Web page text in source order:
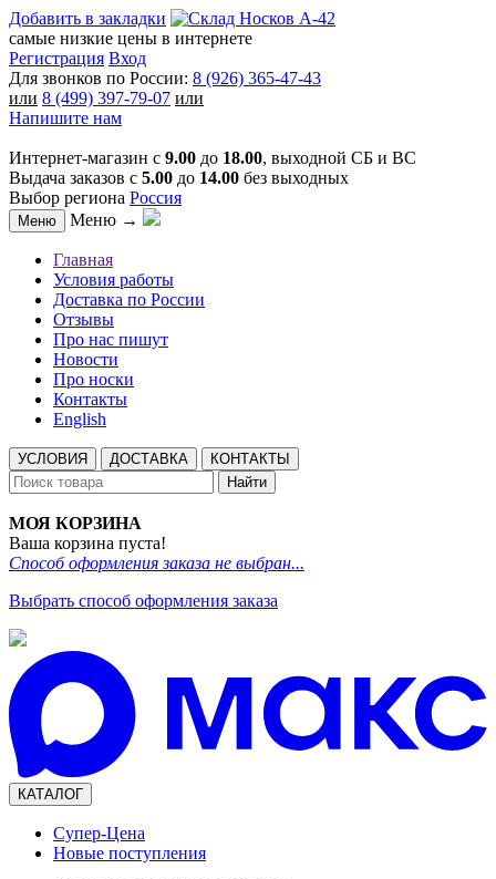
Добавить в закладки
самые низкие цены в интернете
Регистрация Вход
Для звонков по России: 8 (926) 365-47-43
или 8 (499) 397-79-07 или
Напишите нам
Интернет-магазин с 9.00 до 18.00, выходной СБ и ВС
Выдача заказов с 5.00 до 14.00 без выходных
Выбор региона Россия
Меню Меню →
Главная
Условия работы
Доставка по России
Отзывы
Про нас пишут
Новости
Про носки
Контакты
English
УСЛОВИЯ ДОСТАВКА
КОНТАКТЫ
Найти
МОЯ КОРЗИНА
Ваша корзина пуста!
Способ оформления заказа не выбран...
Выбрать способ оформления заказа
КАТАЛОГ
Супер-Цена
Новые поступления